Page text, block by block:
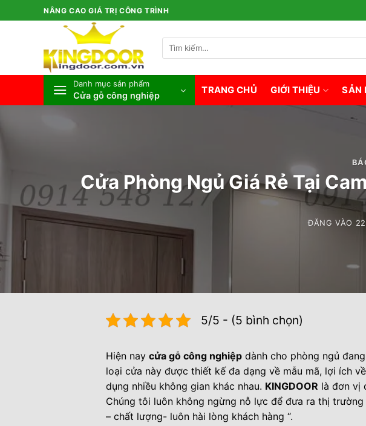
qua
NÂNG CAO GIÁ TRỊ CÔNG TRÌNH
Tìm
kiếm:
Danh mục sản phẩm
Cửa gỗ công nghiệp TRANG CHỦ GIỚI THIỆU SẢN
Cửa Phòng Ngủ Giá Rẻ Tại
ĐĂNG VÀO
5/5 - (5 bình chọn)
Hiện nay cửa gỗ công nghiệpdành cho phòng ngủ
loại cửa này được thiết kế đa dạng về mẫu mã, lợi ích
dụng nhiều không gian khác nhau. KINGDOOR là đơn vị
Chúng tôi luôn không ngừng nỗ lực để đưa ra thị
– chất lượng- luôn hài lòng khách hàng “.